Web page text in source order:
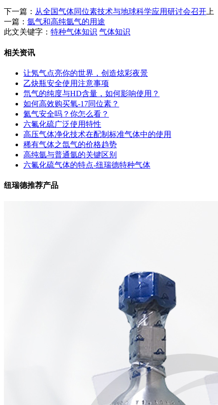
下一篇： 从全国气体同位素技术与地球科学应用研讨会召开 上
一篇： 氩气和高纯氩气的用途
此文关键字： 特种气体知识 气体知识
相关资讯
让氖气点亮你的世界，创造炫彩夜景
乙炔瓶安全使用注意事项
氘气的纯度与HD含量，如何影响使用？
如何高效购买氧-17同位素？
氦气安全吗？你怎么看？
六氟化硫广泛使用特性
高压气体净化技术在配制标准气体中的使用
稀有气体之氙气的价格趋势
高纯氩与普通氩的关键区别
六氟化硫气体的特点-纽瑞德特种气体
纽瑞德推荐产品